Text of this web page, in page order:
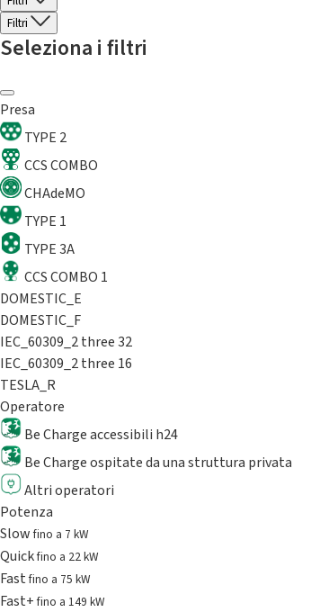
Filtri
Seleziona i filtri
Presa
TYPE 2
CCS COMBO
CHAdeMO
TYPE 1
TYPE 3A
CCS COMBO 1
DOMESTIC_E
DOMESTIC_F
IEC_60309_2 three 32
IEC_60309_2 three 16
TESLA_R
Operatore
Be Charge accessibili h24
Be Charge ospitate da una struttura privata
Altri operatori
Potenza
Slowfino a 7 kW
Quickfino a 22 kW
Fastfino a 75 kW
Fast+fino a 149 kW